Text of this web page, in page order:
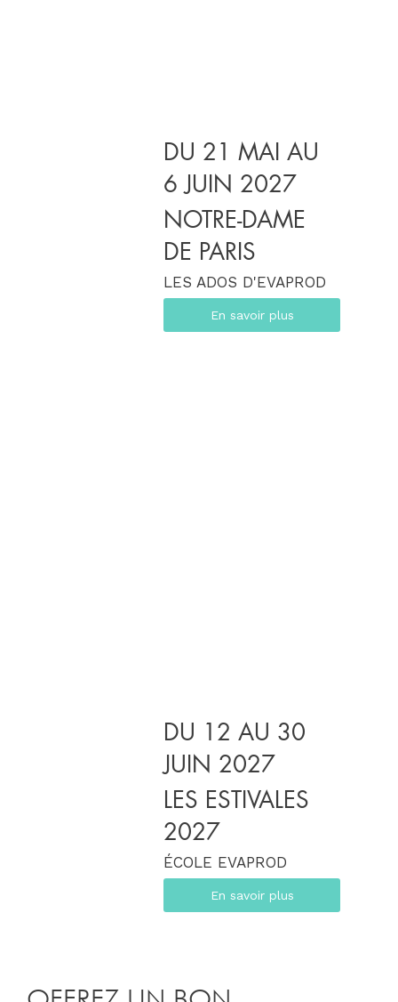
DU 21 MAI AU
6 JUIN 2027
NOTRE-DAME
DE PARIS
LES ADOS D'EVAPROD
En savoir plus
DU 12 AU 30
JUIN 2027
LES ESTIVALES
2027
ÉCOLE EVAPROD
En savoir plus